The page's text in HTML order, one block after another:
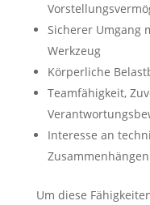
Sicherer Umgang
Werkzeug
Körperliche
Teamfähigkeit,
Interesse an
Zusammenhängen
Um diese